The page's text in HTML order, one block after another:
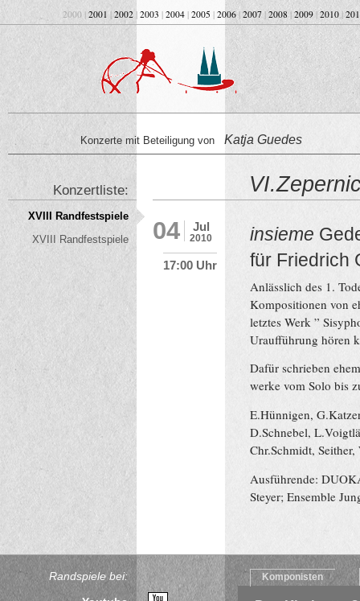
2000 | 2001 | 2002 | 2003 | 2004 | 2005 | 2006| 2007 | 2008 | 2009 | 2010|
Konzerte mit Beteiligung von Katja Guedes
Jul
2010
04
17:00 Uhr
insieme
für Friedrich
Anlässlich des 1.
Kompositionen von
letztes Werk ”
Uraufführung hören
Dafür schrieben
werke vom Solo bis
E.Hünnigen,
D.Schnebel,
Chr.Schmidt,
Ausführende:
Steyer; Ensemble
Konzertliste:
XVIII Randfestspiele
XVIII Randfestspiele
Randspiele bei:
Komponisten